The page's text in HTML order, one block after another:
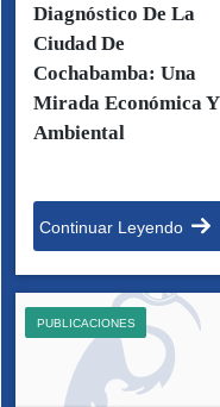
Diagnóstico De La
Ciudad De
Cochabamba: Una
Mirada Económica Y
Ambiental
Continuar Leyendo
PUBLICACIONES